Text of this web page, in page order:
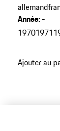
allemand
Année:-
19701971
Ajouter au